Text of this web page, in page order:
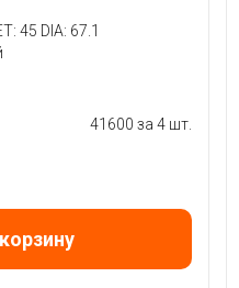
45 DIA: 67.1
41600 за 4 шт.